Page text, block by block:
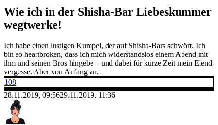
Wie ich in der Shisha-Bar Liebeskummer
wegtwerke!
Ich habe einen lustigen Kumpel, der auf Shisha-Bars schwört. Ich
bin so heartbroken, dass ich mich widerstandslos einem Abend mit
ihm und seinen Bros hingebe – und dabei für kurze Zeit mein Elend
vergesse. Aber von Anfang an.
108
28.11.2019, 09:5629.11.2019, 11:36